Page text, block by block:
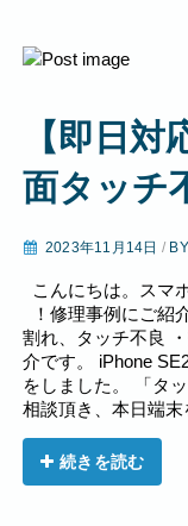
【即日
面タッチ
2023年11月14日 / BY
こんにちは。スマ
！修理事例にご
割れ、タッチ不良
介です。 iPhone
をしました。 「タ
相談頂き、本日端
続きを読む